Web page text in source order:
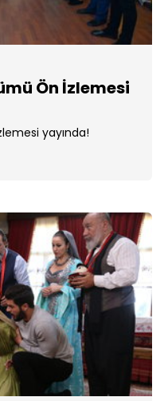
Ön İzlemesi
yayında!